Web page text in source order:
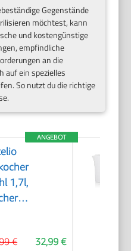
Gegenstände
möchtest, kann
und kostengünstige
empfindliche
an die
auf ein spezielles
So nutzt du die richtige
ANGEBOT
1,7l,
32,99 €
€